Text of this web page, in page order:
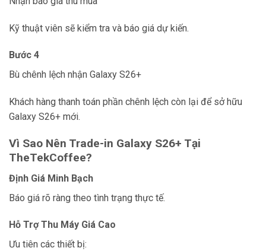
Kỹ thuật viên sẽ kiểm tra và báo giá dự kiến.
Bước 4
Bù chênh lệch nhận Galaxy S26+
Khách hàng thanh toán phần chênh lệch còn lại để sở hữu
Galaxy S26+ mới.
Vì Sao Nên Trade-in Galaxy S26+ Tại
TheTekCoffee?
Định Giá Minh Bạch
Báo giá rõ ràng theo tình trạng thực tế.
Hỗ Trợ Thu Máy Giá Cao
Ưu tiên các thiết bị: